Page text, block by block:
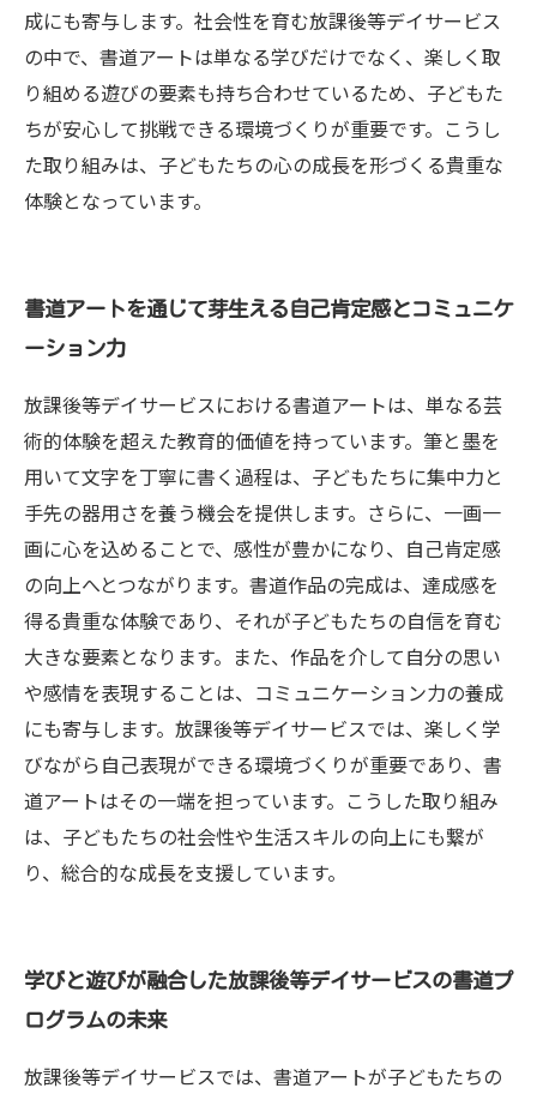
成にも寄与します。社会性を育む放課後等デイサービス
の中で、書道アートは単なる学びだけでなく、楽しく取
り組める遊びの要素も持ち合わせているため、子どもた
ちが安心して挑戦できる環境づくりが重要です。こうし
た取り組みは、子どもたちの心の成長を形づくる貴重な
体験となっています。
書道アートを通じて芽生える自己肯定感とコミュニケ
ーション力
放課後等デイサービスにおける書道アートは、単なる芸
術的体験を超えた教育的価値を持っています。筆と墨を
用いて文字を丁寧に書く過程は、子どもたちに集中力と
手先の器用さを養う機会を提供します。さらに、一画一
画に心を込めることで、感性が豊かになり、自己肯定感
の向上へとつながります。書道作品の完成は、達成感を
得る貴重な体験であり、それが子どもたちの自信を育む
大きな要素となります。また、作品を介して自分の思い
や感情を表現することは、コミュニケーション力の養成
にも寄与します。放課後等デイサービスでは、楽しく学
びながら自己表現ができる環境づくりが重要であり、書
道アートはその一端を担っています。こうした取り組み
は、子どもたちの社会性や生活スキルの向上にも繋が
り、総合的な成長を支援しています。
学びと遊びが融合した放課後等デイサービスの書道プ
ログラムの未来
放課後等デイサービスでは、書道アートが子どもたちの